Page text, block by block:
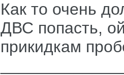
Как то очень
ДВС попасть,
прикидкам